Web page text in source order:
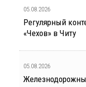
05.08.2026
Регулярный
«Чехов» в Читу
05.08.2026